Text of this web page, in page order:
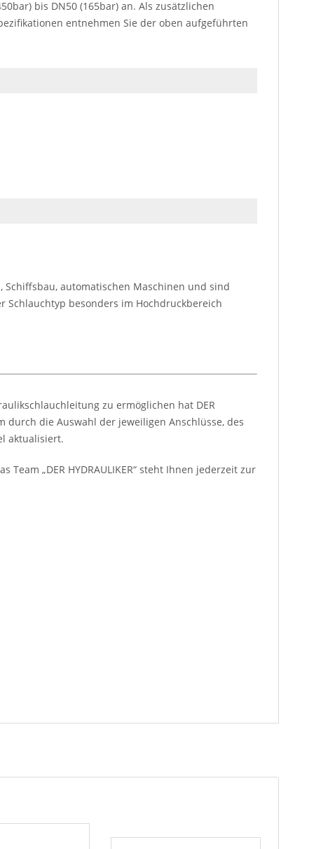
bis DN50 (165bar) an. Als zusätzlichen
entnehmen Sie der oben aufgeführten
automatischen Maschinen und sind
besonders im Hochdruckbereich
zu ermöglichen hat DER
die Auswahl der jeweiligen Anschlüsse, des
aktualisiert.
„DER HYDRAULIKER“ steht Ihnen jederzeit zur